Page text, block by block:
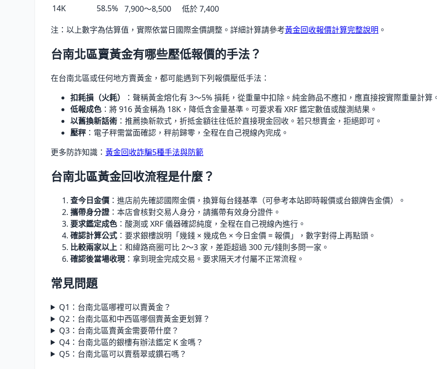
14K
58.5% 7,900〜8,500
低於 7,400
注：以上數字為估算值，實際依當日國際金價調整。詳細計算請參考黃金回收報價計算完整說明 。
台南北區賣黃金有哪些壓低報價的手法？
在台南北區或任何地方賣黃金，都可能遇到下列報價壓低手法：
扣耗損（火耗）
：聲稱黃金熔化有 3〜5% 損耗，從重量中扣除。純金飾品不應扣，應直接按實際重量計算
低報成色 ：將 916 黃金稱為 18K，降低含金量基準。可要求看 XRF 鑑定數值或酸測結果。
以舊換新話術 ：推薦換新款式，折抵金額往往低於直接現金回收。若只想賣金，拒絕即可。
壓秤 ：電子秤需當面確認，秤前歸零，全程在自己視線內完成。
更多防詐知識： 黃金回收詐騙5種手法與防範
台南北區黃金回收流程是什麼？
查今日金價 ：進店前先確認國際金價，換算每台錢基準（可參考本站即時報價或台銀牌告金價）。
攜帶身分證 ：本店會核對交易人身分，請攜帶有效身分證件。
要求鑑定成色 ：酸測或 XRF 儀器確認純度，全程在自己視線內進行。
確認計算公式 ：要求銀樓說明「幾錢 × 幾成色 × 今日金價 = 報價」，數字對得上再點頭。
比較兩家以上 ：和緯路商圈可比 2〜3 家，差距超過 300 元/錢則多問一家。
確認後當場收現：拿到現金完成交易。要求隔天才付屬不正常流程。
常見問題
Q1：台南北區哪裡可以賣黃金？
Q2：台南北區和中西區哪個賣黃金更划算？
Q3：台南北區賣黃金需要帶什麼？
Q4：台南北區的銀樓有辦法鑑定 K 金嗎？
Q5：台南北區可以賣翡翠或鑽石嗎？